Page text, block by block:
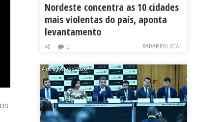
Nordeste concentra as 10 cidades
mais violentas do país, aponta
levantamento
RADAR POLICIAL
0
4 de agosto de 2026